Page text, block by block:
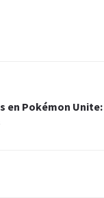
en Pokémon Unite: